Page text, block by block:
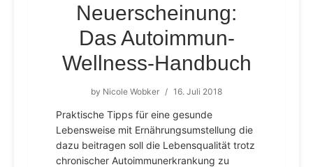
Neuerscheinung:
Das Autoimmun-
Wellness-Handbuch
by Nicole Wobker / 16. Juli 2018
Praktische Tipps für eine gesunde
Lebensweise mit Ernährungsumstellung die
dazu beitragen soll die Lebensqualität trotz
chronischer Autoimmunerkrankung zu